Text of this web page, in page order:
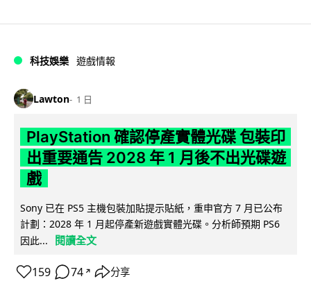
科技娛樂 遊戲情報
Lawton 1 日
PlayStation 確認停產實體光碟 包裝印
出重要通告 2028 年 1 月後不出光碟遊
戲
Sony 已在 PS5 主機包裝加貼提示貼紙，重申官方 7 月已公布
計劃：2028 年 1 月起停產新遊戲實體光碟。分析師預期 PS6
因此...
閱讀全文
159 74 ↗ 分享